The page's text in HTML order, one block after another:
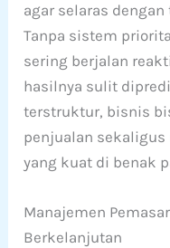
agar selaras
Tanpa sistem
sering berjalan
hasilnya sulit
terstruktur, bisnis
penjualan
yang kuat di benak
Manajemen
Berkelanjutan